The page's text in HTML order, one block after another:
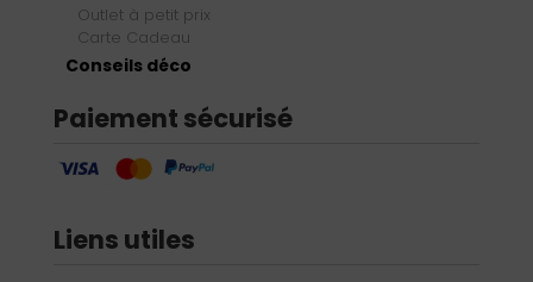
Outlet à petit prix
Carte Cadeau
Conseils déco
Paiement sécurisé
Liens utiles